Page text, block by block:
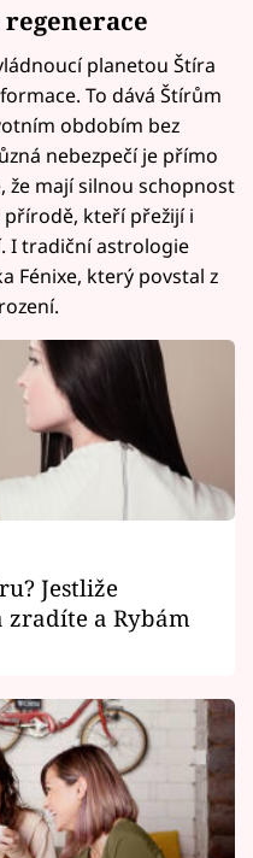
planetou Štíra
To dává Štírům
obdobím bez
nebezpečí je přímo
že mají silnou schopnost
přírodě, kteří přežijí i
I tradiční astrologie
Fénixe, který povstal z
Jestliže
a Rybám